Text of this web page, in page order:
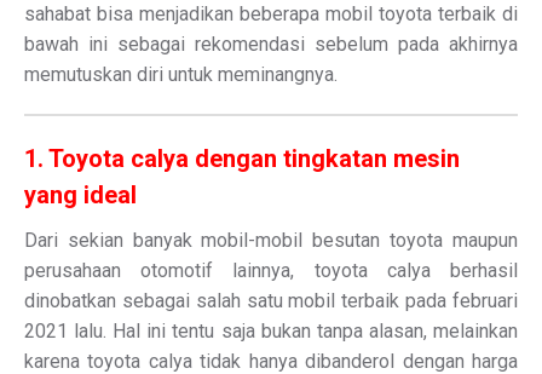
sahabat bisa menjadikan beberapa mobil toyota terbaik di
bawah ini sebagai rekomendasi sebelum pada akhirnya
memutuskan diri untuk meminangnya.
1. Toyota calya dengan tingkatan mesin
yang ideal
Dari sekian banyak mobil-mobil besutan toyota maupun
perusahaan otomotif lainnya, toyota calya berhasil
dinobatkan sebagai salah satu mobil terbaik pada februari
2021 lalu. Hal ini tentu saja bukan tanpa alasan, melainkan
karena toyota calya tidak hanya dibanderol dengan harga